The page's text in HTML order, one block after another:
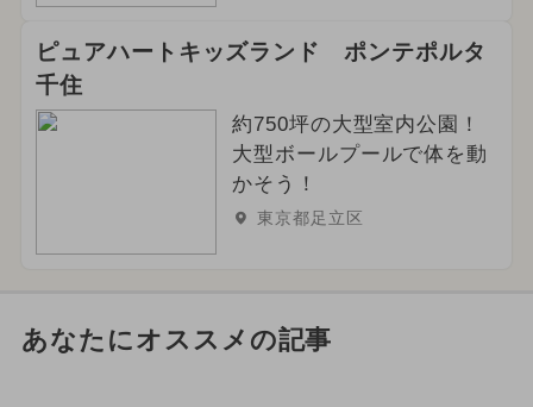
ピュアハートキッズランド ポンテポルタ
千住
約750坪の大型室内公園！
大型ボールプールで体を動
かそう！
東京都足立区
あなたにオススメの記事